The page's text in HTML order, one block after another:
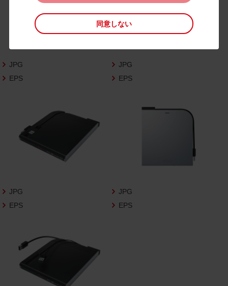
に同意いただいたお客様に限定して、本CA
D図ダウンロードページで公開している当
いいます）の利用を許諾いたします。
お客様が「同意する」ボタンをクリックされ
た場合、商品写真データ利用規約及びCAD
なお、商品写真データ利用規約及びCAD図
データ利用規約の記載事項は予告なく変更
されることがあります。各データをダウン
ロードする際には最新の規約をご確認くだ
さいますようお願い申し上げます。
商品写真データ利用規約
意します。
お客様は、商品写真データ利用規約に従い、
同意しない
JPG
EPS
JPG
EPS
JPG
EPS
JPG
EPS